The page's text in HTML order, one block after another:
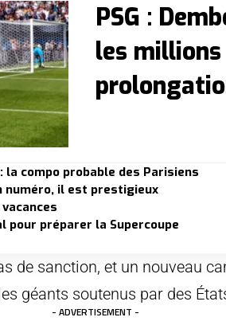
PSG :
les millions
la compo probable des Parisiens
numéro, il est prestigieux
pour préparer la Supercoupe
de sanction, et un nouveau
géants soutenus par des
- ADVERTISEMENT -